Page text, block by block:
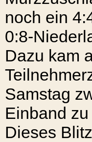
noch ein
0:8-
Dazu kam
Samstag
Einband
Dieses